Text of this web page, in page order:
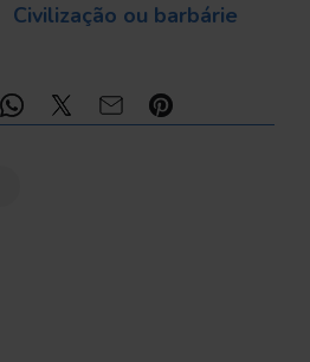
Civilização ou barbárie